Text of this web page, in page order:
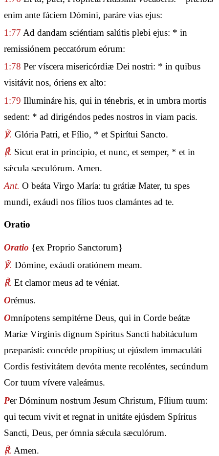
enim ante fáciem Dómini, paráre vias ejus:
1:77 Ad dandam sciéntiam salútis plebi ejus: * in
remissiónem peccatórum eórum:
1:78 Per víscera misericórdiæ Dei nostri: * in quibus
visitávit nos, óriens ex alto:
1:79 Illumináre his, qui in ténebris, et in umbra mortis
sedent: * ad dirigéndos pedes nostros in viam pacis.
℣. Glória Patri, et Fílio, * et Spirítui Sancto.
℟. Sicut erat in princípio, et nunc, et semper, * et in
sǽcula sæculórum. Amen.
Ant. O beáta Virgo María: tu grátiæ Mater, tu spes
mundi, exáudi nos fílios tuos clamántes ad te.
Oratio
Oratio {ex Proprio Sanctorum}
℣. Dómine, exáudi oratiónem meam.
℟. Et clamor meus ad te véniat.
Orémus.
Omnípotens sempitérne Deus, qui in Corde beátæ
Maríæ Vírginis dignum Spíritus Sancti habitáculum
præparásti: concéde propítius; ut ejúsdem immaculáti
Cordis festivitátem devóta mente recoléntes, secúndum
Cor tuum vívere valeámus.
Per Dóminum nostrum Jesum Christum, Fílium tuum:
qui tecum vivit et regnat in unitáte ejúsdem Spíritus
Sancti, Deus, per ómnia sǽcula sæculórum.
℟. Amen.